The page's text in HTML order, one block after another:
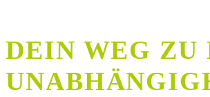
DEIN WEG ZU